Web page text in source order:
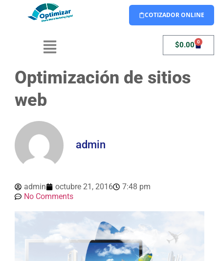
COTIZADOR ONLINE
$0.00 0
Optimización de sitios
web
admin
admin octubre 21, 2016
7:48 pm
No Comments